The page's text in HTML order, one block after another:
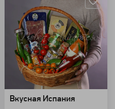
Вкусная Испания